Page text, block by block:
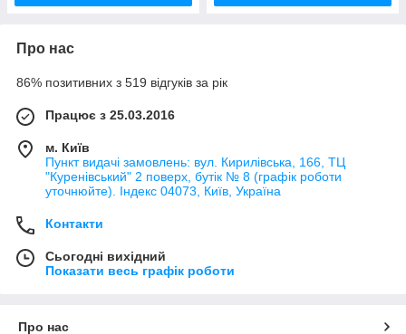
Про нас
86% позитивних з 519 відгуків за рік
Працює з 25.03.2016
м. Київ
Пункт видачі замовлень: вул. Кирилівська, 166, ТЦ
"Куренівський" 2 поверх, бутік № 8 (графік роботи
уточнюйте). Індекс 04073, Київ, Україна
Контакти
Сьогодні вихідний
Показати весь графік роботи
Про нас